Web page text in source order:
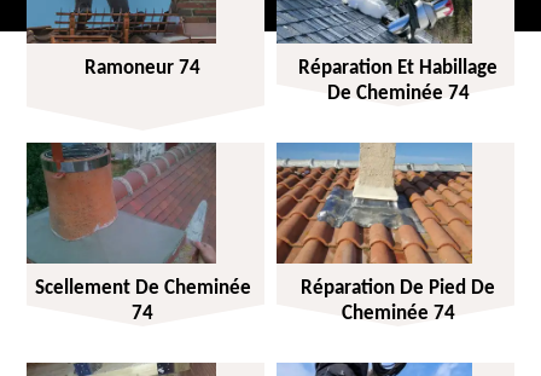
Ramoneur 74
Réparation Et Habillage
De Cheminée 74
Scellement De Cheminée
74
Réparation De Pied De
Cheminée 74